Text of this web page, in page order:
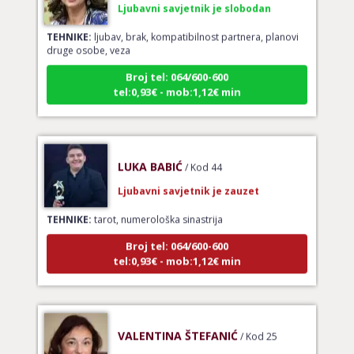
TEHNIKE:ljubav, brak, kompatibilnost partnera, planovi
druge osobe, veza
Broj tel: 064/600-600
tel:0,93€ - mob:1,12€ min
TEHNIKE:tarot, numerološka sinastrija
Broj tel: 064/600-600
tel:0,93€ - mob:1,12€ min